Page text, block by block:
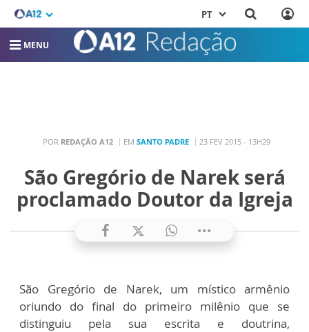
PT
MENU
POR REDAÇÃO A12 EM SANTO PADRE 23 FEV 2015 - 13H29
São Gregório de Narek será
proclamado Doutor da Igreja
São Gregório de Narek, um místico armênio
oriundo do final do primeiro milênio que se
distinguiu pela sua escrita e doutrina,